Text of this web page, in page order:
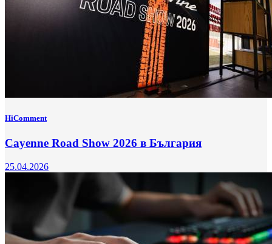
HiComment
Cayenne Road Show 2026 в България
25.04.2026